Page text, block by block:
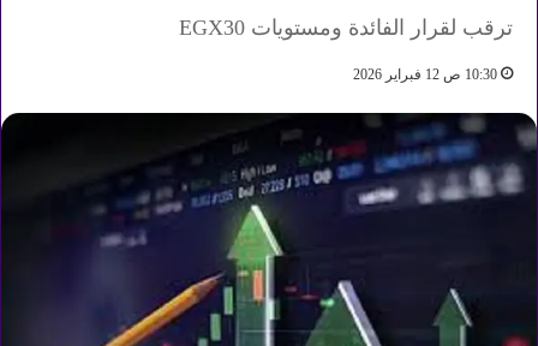
ترقب لقرار الفائدة ومستويات EGX30
10:30 ص 12 فبراير 2026